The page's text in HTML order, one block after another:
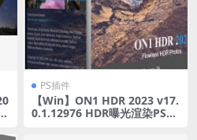
PS插件
【Win】ON1 HDR 2023 v17.
0.1.12976 HDR曝光渲染PS插